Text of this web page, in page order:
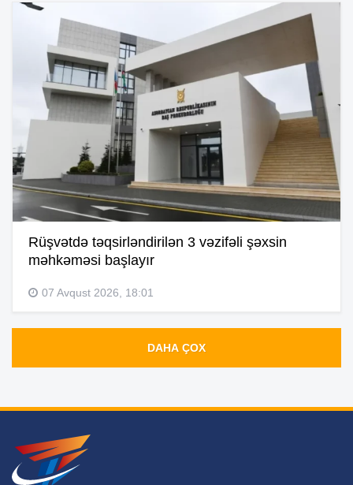
Rüşvətdə təqsirləndirilən 3 vəzifəli şəxsin
məhkəməsi başlayır
07 Avqust 2026, 18:01
DAHA ÇOX